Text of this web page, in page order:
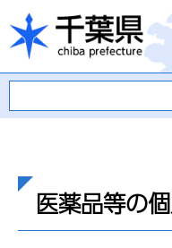
千
医薬品等の